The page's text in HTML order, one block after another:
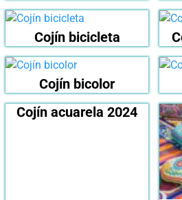
Cojín bicicleta
Cojín bicolor
Cojín acuarela 2024